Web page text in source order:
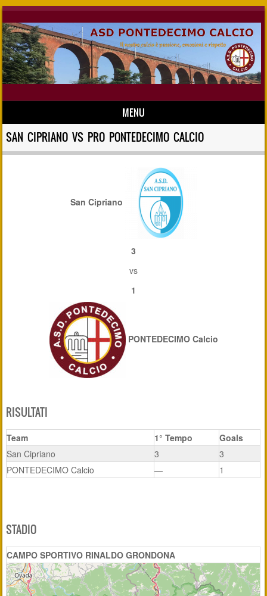
MENU
Skip to content
SAN CIPRIANO VS PRO PONTEDECIMO CALCIO
San Cipriano
3
vs
1
PONTEDECIMO Calcio
RISULTATI
Team 1° Tempo
Goals
San Cipriano
3
3
PONTEDECIMO Calcio
— 1
STADIO
CAMPO SPORTIVO RINALDO GRONDONA